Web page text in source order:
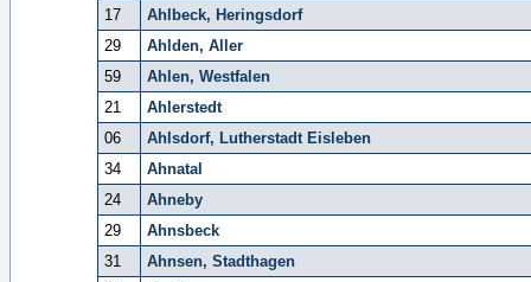
17
Ahlbeck, Heringsdorf
29
Ahlden, Aller
59
Ahlen, Westfalen
21
Ahlerstedt
06
Ahlsdorf, Lutherstadt Eisleben
34
Ahnatal
24
Ahneby
29
Ahnsbeck
31
Ahnsen, Stadthagen